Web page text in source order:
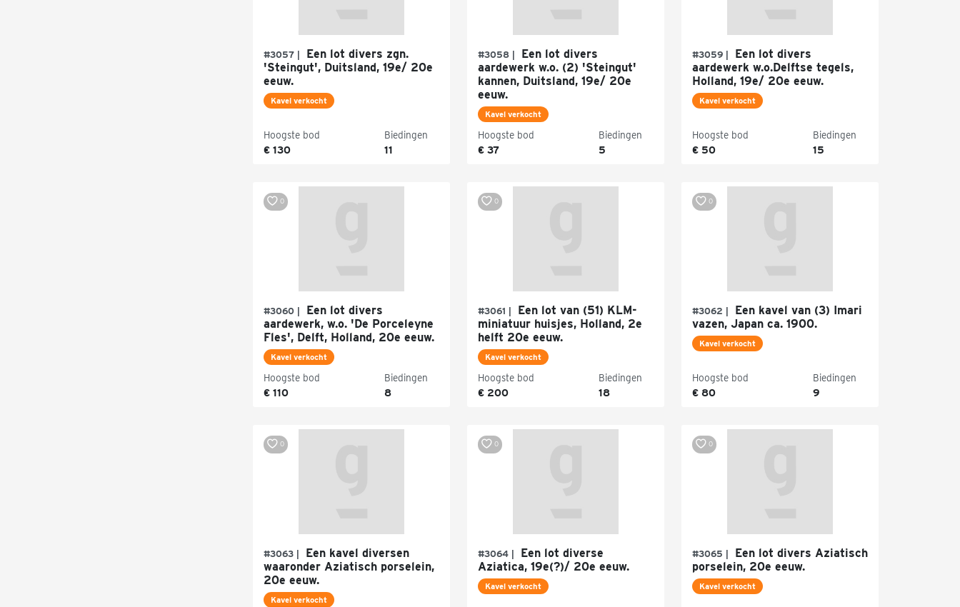
#3057 |
Een lot divers zgn.
'Steingut', Duitsland, 19e/ 20e
eeuw.
Kavel verkocht
Hoogste bod
€ 130
Biedingen
11
#3058 |
Een lot divers
aardewerk w.o. (2) 'Steingut'
kannen, Duitsland, 19e/ 20e
eeuw.
Kavel verkocht
Hoogste bod
€ 37
Biedingen
5
#3059 |
Een lot divers
aardewerk w.o.Delftse tegels,
Holland, 19e/ 20e eeuw.
Kavel verkocht
Hoogste bod
€ 50
Biedingen
15
#3060 |
Een lot divers
aardewerk, w.o. 'De Porceleyne
Fles', Delft, Holland, 20e eeuw.
Kavel verkocht
Hoogste bod
€ 110
Biedingen
8
0
#3061 |
Een lot van (51) KLM-
miniatuur huisjes, Holland, 2e
helft 20e eeuw.
Kavel verkocht
Hoogste bod
€ 200
Biedingen
18
0
#3062 |
Een kavel van (3) Imari
vazen, Japan ca. 1900.
Kavel verkocht
Hoogste bod
€ 80
Biedingen
9
0
#3063 |
Een kavel diversen
waaronder Aziatisch porselein,
20e eeuw.
Kavel verkocht
0
#3064 |
Een lot diverse
Aziatica, 19e(?)/ 20e eeuw.
Kavel verkocht
0
#3065 |
Een lot divers Aziatisch
porselein, 20e eeuw.
Kavel verkocht
0